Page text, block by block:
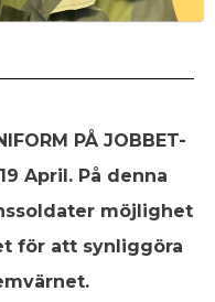
PÅ JOBBET-
April. På denna
möjlighet
för att synliggöra